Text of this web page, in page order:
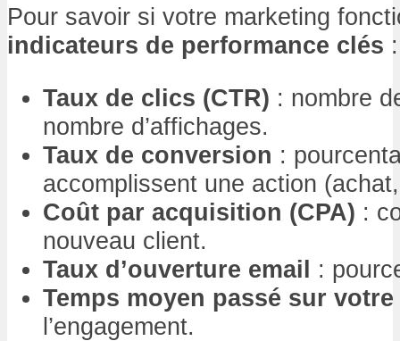
Pour savoir si votre marketing
indicateurs de performance clés :
Taux de clics (CTR) : nombre
nombre d’affichages.
Taux de conversion :
accomplissent une action
Coût par acquisition (CPA) :
nouveau client.
Taux d’ouverture email :
Temps moyen passé sur
l’engagement.